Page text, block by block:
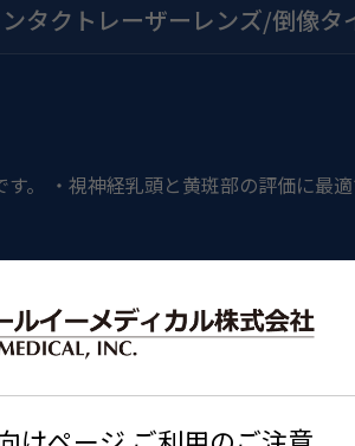
タクトレーザーレンズ/倒像タ
。 ・視神経乳頭と黄斑部の評価に最